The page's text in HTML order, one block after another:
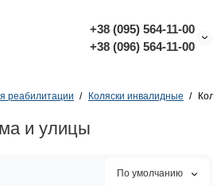
+38 (095) 564-11-00
+38 (096) 564-11-00
реабилитации Коляски инвалидные
и улицы
По умолчанию